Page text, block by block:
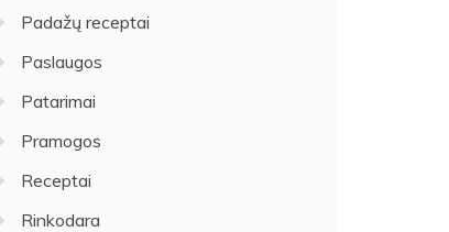
Padažų receptai
Paslaugos
Patarimai
Pramogos
Receptai
Rinkodara